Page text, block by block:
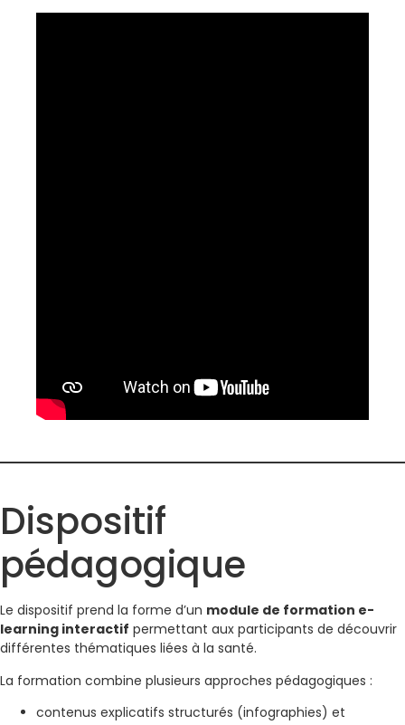
Dispositif
pédagogique
Le dispositif prend la forme d’un module de formation e-
learning interactif permettant aux participants de découvrir
différentes thématiques liées à la santé.
La formation combine plusieurs approches pédagogiques :
contenus explicatifs structurés (infographies) et